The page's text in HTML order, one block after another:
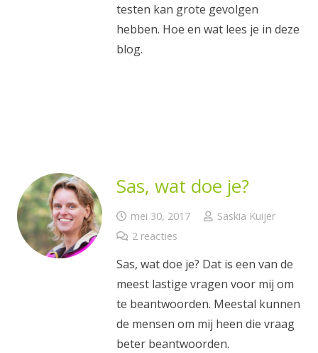
testen kan grote gevolgen
hebben. Hoe en wat lees je in deze
blog.
Sas, wat doe je?
mei 30, 2017
Saskia Kuijer
2 reacties
Sas, wat doe je? Dat is een van de
meest lastige vragen voor mij om
te beantwoorden. Meestal kunnen
de mensen om mij heen die vraag
beter beantwoorden.